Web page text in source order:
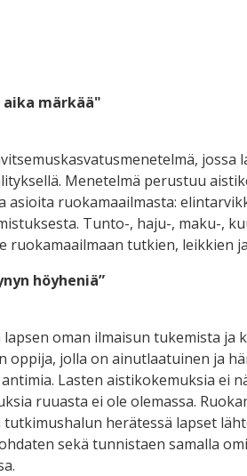
aika märkää"
jossa
Menetelmä perustuu
asioita ruokamaailmasta:
Tunto-, haju-, maku-,
ruokamaailmaan tutkien, leikkien
höyheniä”
oman ilmaisun tukemista ja
oppija, jolla on ainutlaatuinen ja
Lasten aistikokemuksia ei
ruuasta ei ole olemassa.
herätessä lapset
sekä tunnistaen samalla